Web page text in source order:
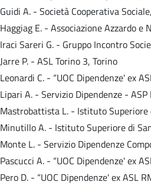
Guidi A. - Società Cooperativa
Haggiag E. - Associazione Azzardo e
Iraci Sareri G. - Gruppo Incontro
Jarre P. - ASL Torino 3, Torino
Leonardi C. - “UOC Dipendenze' ex
Lipari A. - Servizio Dipendenze -
Mastrobattista L. - Istituto Superiore
Minutillo A. - Istituto Superiore di
Monte L. - Servizio Dipendenze
Pascucci A. - “UOC Dipendenze' ex
Pero D. - “UOC Dipendenze' ex ASL